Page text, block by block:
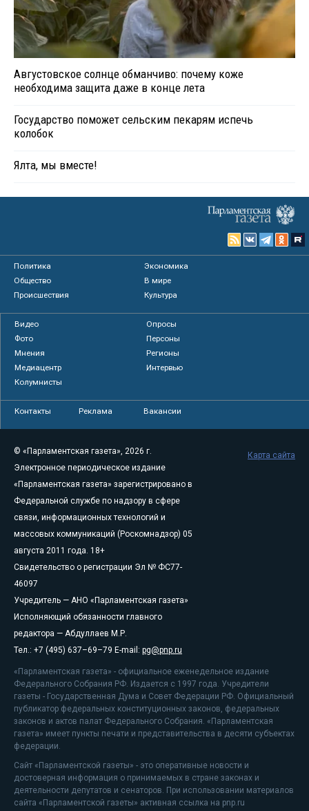
Августовское солнце обманчиво: почему коже
необходима защита даже в конце лета
Государство поможет сельским пекарям испечь
колобок
Ялта, мы вместе!
Политика
Экономика
Общество
В мире
Происшествия
Культура
Видео
Опросы
Фото
Персоны
Мнения
Регионы
Медиацентр
Интервью
Колумнисты
Контакты Реклама Вакансии
© «Парламентская газета», 2026 г.
Электронное периодическое издание
«Парламентская газета» зарегистрировано в
Федеральной службе по надзору в сфере
связи, информационных технологий и
массовых коммуникаций (Роскомнадзор) 05
августа 2011 года. 18+
Свидетельство о регистрации Эл № ФС77-
46097
Учредитель — АНО «Парламентская газета»
Исполняющий обязанности главного
редактора — Абдуллаев М.Р.
Тел.: +7 (495) 637–69–79 E-mail: pg@pnp.ru
«Парламентская газета» - официальное еженедельное издание
Федерального Собрания РФ. Издается с 1997 года. Учредители
газеты - Государственная Дума и Совет Федерации РФ. Официальный
публикатор федеральных конституционных законов, федеральных
законов и актов палат Федерального Собрания. «Парламентская
газета» имеет пункты печати и представительства в десяти субъектах
федерации.
Сайт «Парламентской газеты» - это оперативные новости и
достоверная информация о принимаемых в стране законах и
деятельности депутатов и сенаторов. При использовании материалов
сайта «Парламентской газеты» активная ссылка на pnp.ru
Карта сайта